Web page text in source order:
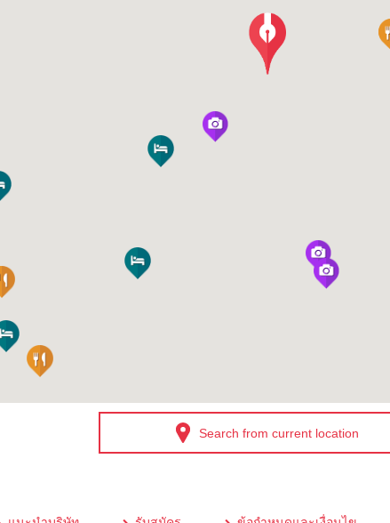
Search from current location